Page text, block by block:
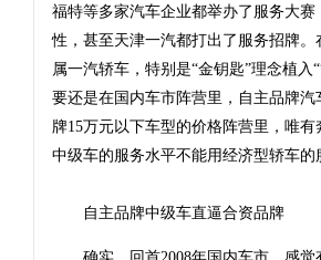
福特等多家汽车企业都举办了服务大
性，甚至天津一汽都打出了服务招牌
属一汽轿车，特别是“金钥匙”理念植
要还是在国内车市阵营里，自主品牌
牌15万元以下车型的价格阵营里，唯
中级车的服务水平不能用经济型轿车的
自主品牌中级车直逼合资品牌